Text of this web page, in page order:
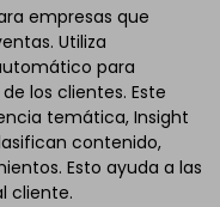
empresas que
Utiliza
para
los clientes. Este
temática, Insight
contenido,
Esto ayuda a las
cliente.